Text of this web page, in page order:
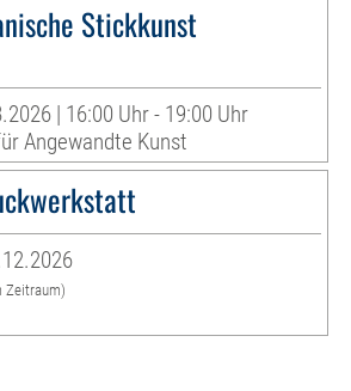
Stickkunst
| 16:00 Uhr - 19:00 Uhr
Angewandte Kunst
Zeitraum)